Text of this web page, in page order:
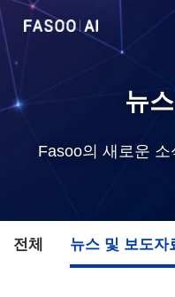
뉴
Fasoo의 새로운
전체 뉴스 및 보도자